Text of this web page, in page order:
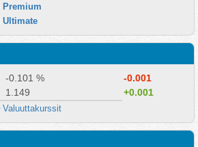
Premium
Ultimate
-0.101 % -0.001
1.149 +0.001
Valuuttakurssit